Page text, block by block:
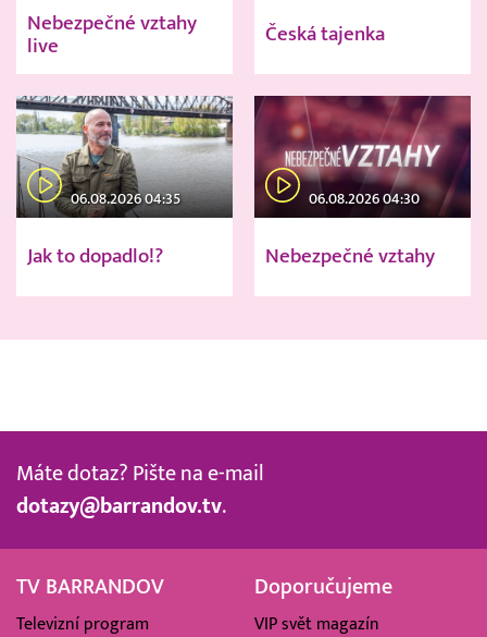
Nebezpečné vztahy
live
Česká tajenka
06.08.2026 04:35
Jak to dopadlo!?
06.08.2026 04:30
Nebezpečné vztahy
Máte dotaz? Pište na e-mail
dotazy@barrandov.tv.
TV BARRANDOV
Televizní program
Doporučujeme
VIP svět magazín